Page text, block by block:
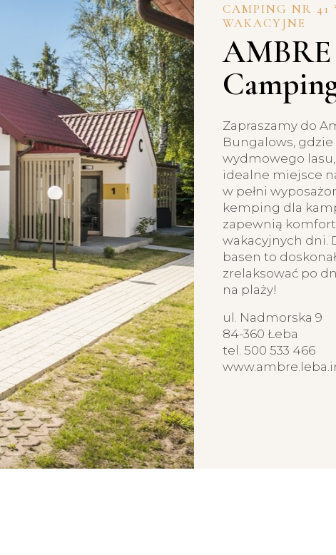
CAMPING NR
WAKACYJNE
Zapraszamy do
Bungalows,
wydmowego
idealne miejsce
w pełni
kemping dla
zapewnią
wakacyjnych dni.
basen to
zrelaksować po
na plaży!
ul. Nadmorska 9
84-360 Łeba
tel. 500 533 466